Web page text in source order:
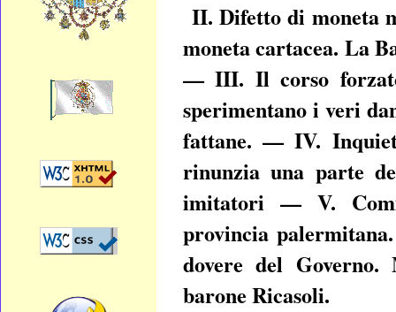
II. Difetto di moneta
moneta cartacea. La
— III. Il corso
sperimentano i veri
fattane. — IV.
rinunzia una parte
imitatori — V.
provincia
dovere del
barone Ricasoli.